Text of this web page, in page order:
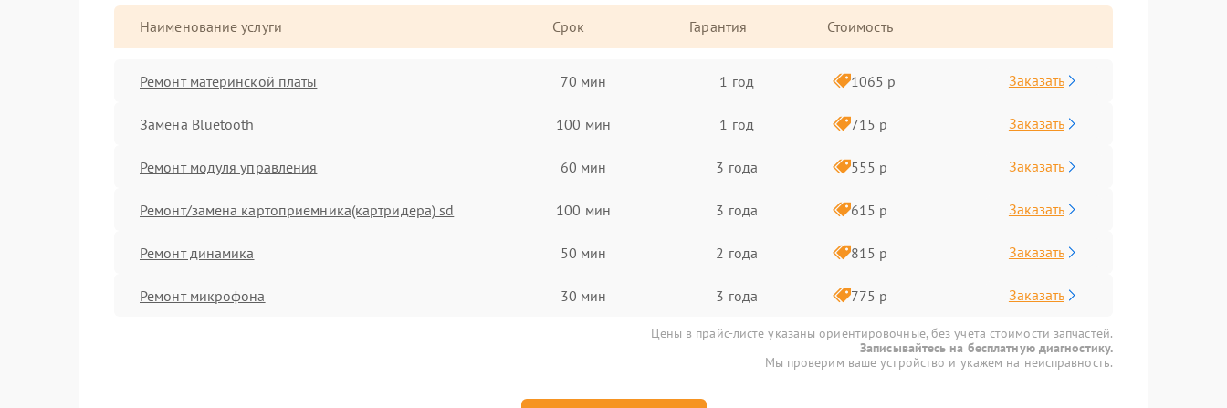
Наименование услуги Срок Гарантия Стоимость
Ремонт материнской платы 70 мин 1 год 1065 р Заказать
Замена Bluetooth 100 мин 1 год 715 р Заказать
Ремонт модуля управления 60 мин 3 года 555 р Заказать
Ремонт/замена картоприемника(картридера) sd 100 мин 3 года 615 р Заказать
Ремонт динамика 50 мин 2 года 815 р Заказать
Ремонт микрофона 30 мин 3 года 775 р Заказать
Цены в прайс-листе указаны ориентировочные, без учета стоимости запчастей.
Записывайтесь на бесплатную диагностику.
Мы проверим ваше устройство и укажем на неисправность.